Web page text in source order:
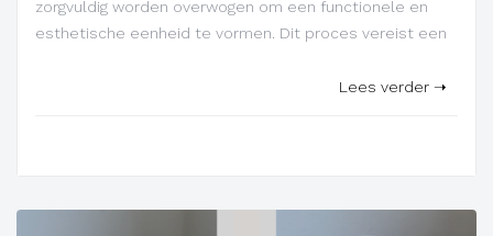
zorgvuldig worden overwogen om een functionele en
esthetische eenheid te vormen. Dit proces vereist een
Lees verder ➝